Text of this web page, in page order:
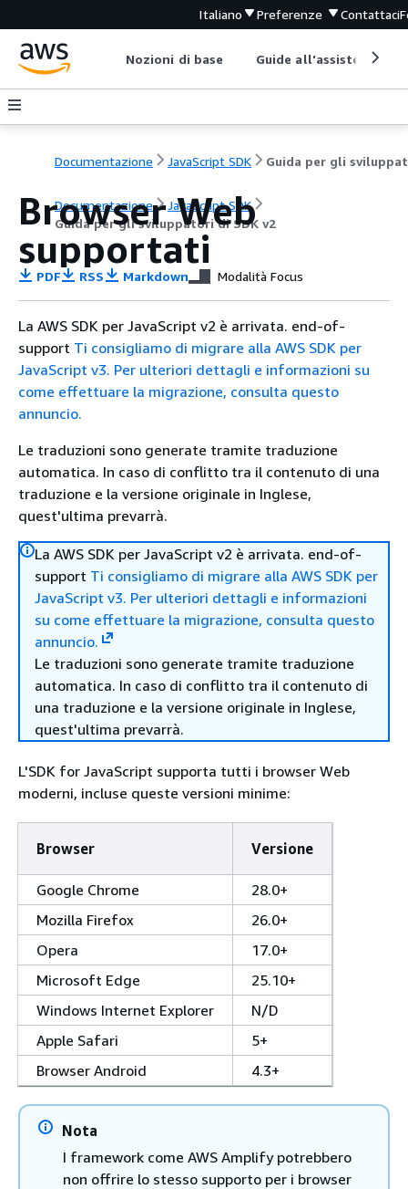
Italiano Preferenze Contattaci
Nozioni di base Guide all'assistenza
Documentazione JavaScript SDK
Documentazione
JavaScript SDK
Guida per gli sviluppatori di SDK v2
Browser Web
supportati
PDF RSS Markdown Modalità Focus
La AWS SDK per JavaScript v2 è arrivata. end-of-
support Ti consigliamo di migrare alla AWS SDK per
JavaScript v3. Per ulteriori dettagli e informazioni su
come effettuare la migrazione, consulta questo
annuncio.
Le traduzioni sono generate tramite traduzione
automatica. In caso di conflitto tra il contenuto di una
traduzione e la versione originale in Inglese,
quest'ultima prevarrà.
La AWS SDK per JavaScript v2 è arrivata. end-of-
support Ti consigliamo di migrare alla AWS SDK per
JavaScript v3. Per ulteriori dettagli e informazioni
su come effettuare la migrazione, consulta questo
annuncio.
Le traduzioni sono generate tramite traduzione
automatica. In caso di conflitto tra il contenuto di
una traduzione e la versione originale in Inglese,
quest'ultima prevarrà.
L'SDK for JavaScript supporta tutti i browser Web
moderni, incluse queste versioni minime:
Browser Versione
Google Chrome
28.0+
Mozilla Firefox
26.0+
Opera
17.0+
Microsoft Edge
25.10+
Windows Internet Explorer
N/D
Apple Safari
5+
Browser Android
4.3+
Nota
I framework come AWS Amplify potrebbero
non offrire lo stesso supporto per i browser